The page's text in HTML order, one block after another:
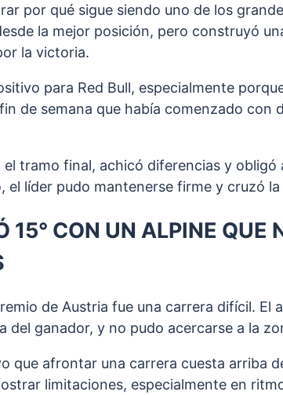
por qué sigue siendo uno de los
la mejor posición, pero construyó
la victoria.
para Red Bull, especialmente
de semana que había comenzado con
el tramo final, achicó diferencias y obligó
el líder pudo mantenerse firme y cruzó
15° CON UN ALPINE QUE
de Austria fue una carrera difícil. El
del ganador, y no pudo acercarse a la
que afrontar una carrera cuesta arriba
limitaciones, especialmente en